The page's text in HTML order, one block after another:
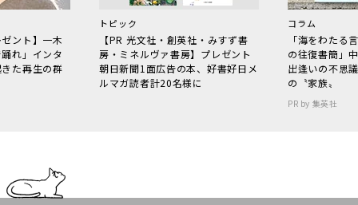
ント】一木
れ」インタ
た再生の群
トピック
【PR 光文社・創英社・みすず書
房・ミネルヴァ書房】プレゼント
朝日新聞1面広告の本、好書好日メ
ルマガ読者計20名様に
コラム
「海をわた
の往復書簡」
出逢いの不思
の〝家族〟
PR by 集英社